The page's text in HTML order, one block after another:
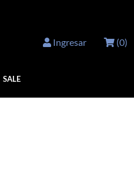
Ingresar (0)
SALE